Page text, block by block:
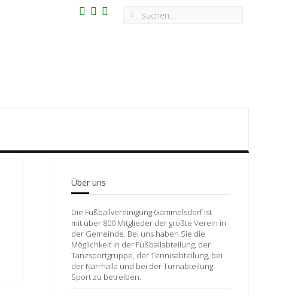
Über uns
Die Fußballvereinigung Gammelsdorf ist
mit über 800 Mitglieder der größte Verein in
der Gemeinde. Bei uns haben Sie die
Möglichkeit in der Fußballabteilung, der
Tanzsportgruppe, der Tennisabteilung, bei
der Narrhalla und bei der Turnabteilung
Sport zu betreiben.